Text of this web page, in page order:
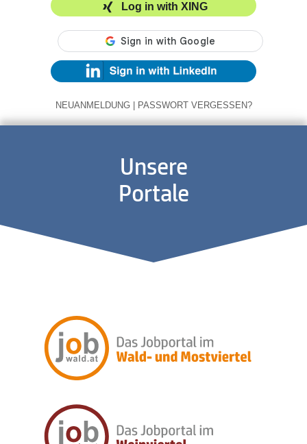
Log in with XING
NEUANMELDUNG | PASSWORT VERGESSEN?
Unsere
Portale